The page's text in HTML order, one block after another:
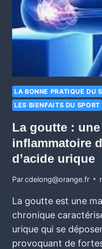
LA BONNE PRATIQUE DU
LES BIENFAITS DU SPORT
La goutte :
inflammatoire
d’acide urique
Parcdelong@orange.fr
La goutte est une
chronique
urique qui se
provoquant de